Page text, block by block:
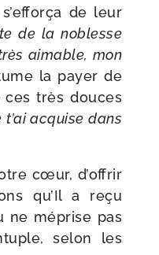
de leur
de la noblesse
aimable, mon
la payer de
ces très douces
t’ai acquise dans
cœur, d’offrir
qu’Il a reçu
ne méprise pas
selon les